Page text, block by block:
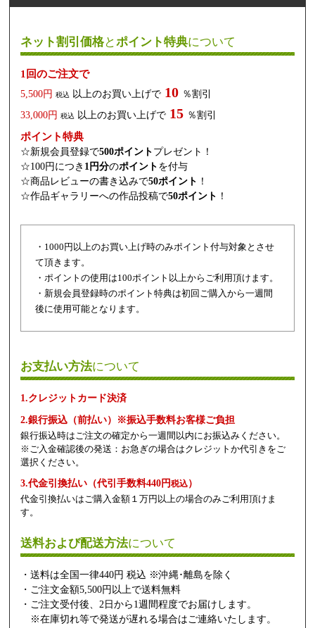
ネット割引価格とポイント特典について
1回のご注文で
5,500円 税込 以上のお買い上げで 10 ％割引
33,000円 税込 以上のお買い上げで 15 ％割引
ポイント特典
☆新規会員登録で500ポイント プレゼント！
☆100円につき 1円分のポイント を付与
☆商品レビューの書き込みで50ポイント ！
☆作品ギャラリーへの作品投稿で50ポイント ！
・1000円以上のお買い上げ時のみポイント付与対象とさせ
て頂きます。
・ポイントの使用は100ポイント以上からご利用頂けます。
・新規会員登録時のポイント特典は初回ご購入から一週間
後に使用可能となります。
お支払い方法について
1.クレジットカード決済
2.銀行振込（前払い）※振込手数料お客様ご負担
銀行振込時はご注文の確定から一週間以内にお振込みください。
※ご入金確認後の発送：お急ぎの場合はクレジットか代引きをご
選択ください。
3.代金引換払い（代引手数料440円税込）
代金引換払いはご購入金額１万円以上の場合のみご利用頂けま
す。
送料および配送方法について
・送料は全国一律440円 税込 ※沖縄･離島を除く
・ご注文金額5,500円以上で送料無料
・ご注文受付後、2日から1週間程度でお届けします。
※在庫切れ等で発送が遅れる場合はご連絡いたします。